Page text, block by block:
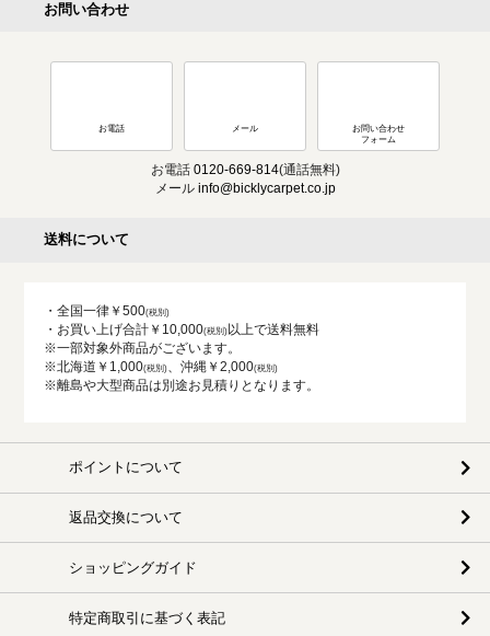
お問い合わせ
お電話 メール
お問い合わせ
フォーム
お電話 0120-669-814(通話無料)
メール info@bicklycarpet.co.jp
送料について
・全国一律￥500
・お買い上げ合計￥10,000
以上で送料無料
※一部対象外商品がございます。
※北海道￥1,000
、沖縄￥2,000
※離島や大型商品は別途お見積りとなります。
ポイントについて
返品交換について
ショッピングガイド
特定商取引に基づく表記